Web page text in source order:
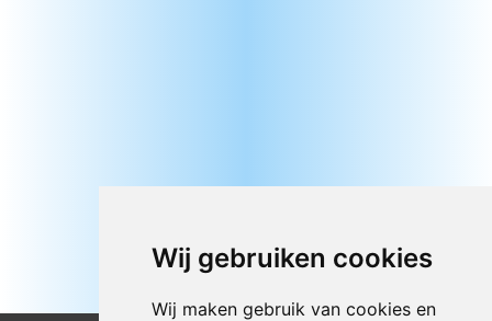
Wij gebruiken cookies
Wij maken gebruik van cookies en